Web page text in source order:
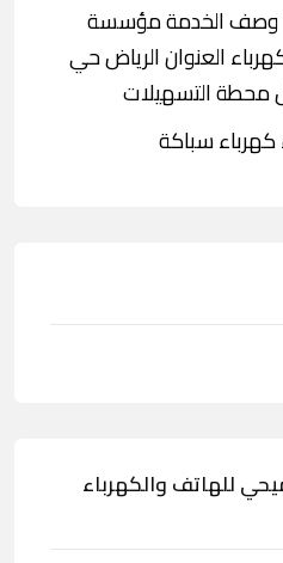
مستوى أسعار الخدمة 1 وصف الخدمة مؤسسة
العنوان الرياض حي
محطة التسهيلات
كهرباء سباكة
للهاتف والكهرباء